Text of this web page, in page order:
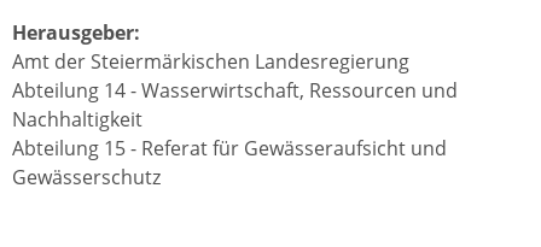
Herausgeber:
Amt der Steiermärkischen Landesregierung
Abteilung 14 - Wasserwirtschaft, Ressourcen und
Nachhaltigkeit
Abteilung 15 - Referat für Gewässeraufsicht und
Gewässerschutz